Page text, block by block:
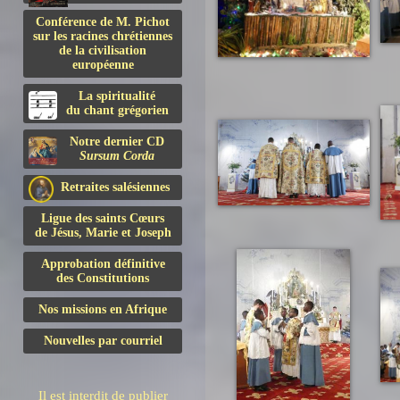
Conférence de M. Pichot
sur les racines chrétiennes
de la civilisation
européenne
La spiritualité
du chant grégorien
Notre dernier CD
Sursum Corda
Retraites salésiennes
Ligue des saints Cœurs
de Jésus, Marie et Joseph
Approbation définitive
des Constitutions
Nos missions en Afrique
Nouvelles par courriel
Il est interdit de publier